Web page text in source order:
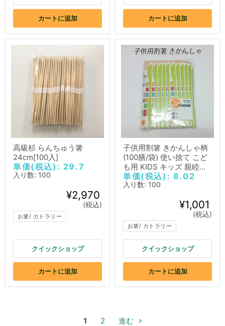
カートに追加 カートに追加
高級杉 らんちゅう箸
24cm[100入]
単価(税込): 29.7
入り数: 100
¥2,970
(税込)
お箸/ カトラリー
クイックショップ
カートに追加
子供用割箸 きかんしゃ柄
(100膳/袋) 使い捨て こど
も用 KIDS キッズ 親睦...
単価(税込): 8.02
入り数: 100
¥1,001
(税込)
お箸/ カトラリー
クイックショップ
カートに追加
1 2 進む